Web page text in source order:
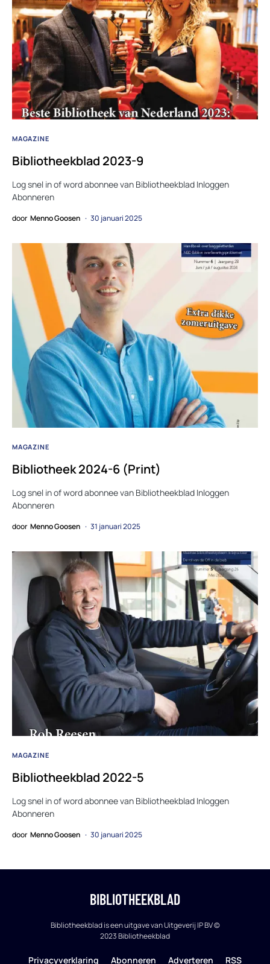
MAGAZINE
Bibliotheekblad 2023-9
Log snel in of word abonnee van Bibliotheekblad Inloggen
Abonneren
door Menno Goosen 30 januari 2025
MAGAZINE
Bibliotheek 2024-6 (Print)
Log snel in of word abonnee van Bibliotheekblad Inloggen
Abonneren
door Menno Goosen 31 januari 2025
MAGAZINE
Bibliotheekblad 2022-5
Log snel in of word abonnee van Bibliotheekblad Inloggen
Abonneren
door Menno Goosen 30 januari 2025
BIBLIOTHEEKBLAD
Bibliotheekblad is een uitgave van Uitgeverij IP BV ©
2023 Bibliotheekblad
Privacyverklaring Abonneren Adverteren RSS